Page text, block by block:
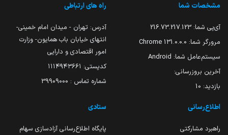
مشخصات شما
آی‌پی شما: 216.73.217.123
مرورگر شما: 131.0.0.0 Chrome
سیستم‌عامل شما: Android
آخرین بروزرسانی:
بازدید: 10
راه های ارتباطی
آدرس: تهران - میدان امام خمینی-
انتهای خیابان باب همایون- وزارت
امور اقتصادی و دارایی
کدپستی: ۱۱۱۴۹۴۳۶۶۱
شماره تماس : 39909000
اطلاع‌رسانی
راهبرد مشارکتی
ستادی
پایگاه اطلاع‌رسانی آزادسازی سهام